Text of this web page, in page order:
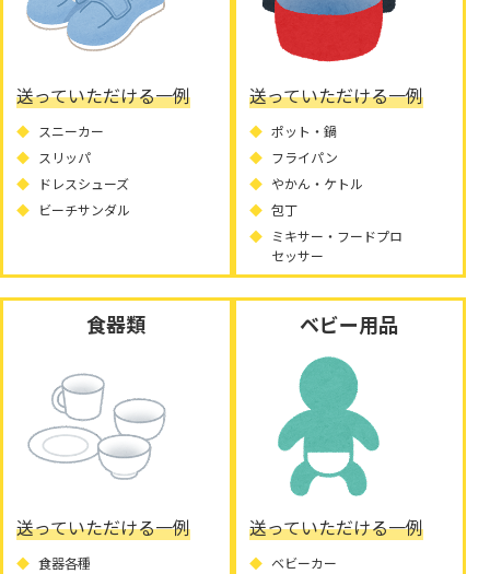
送っていただける一例
スニーカー
スリッパ
ドレスシューズ
ビーチサンダル
送っていただける一例
ポット・鍋
フライパン
やかん・ケトル
包丁
ミキサー・フードプロ
セッサー
食器類
送っていただける一例
食器各種
ベビー用品
送っていただける一例
ベビーカー